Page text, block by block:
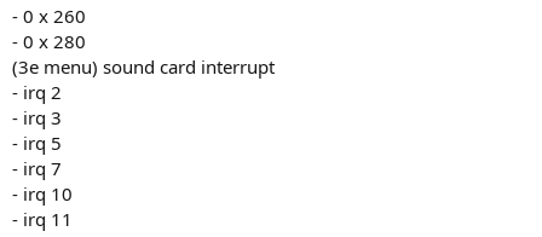
- 0 x 260
- 0 x 280
(3e menu) sound card interrupt
- irq 2
- irq 3
- irq 5
- irq 7
- irq 10
- irq 11